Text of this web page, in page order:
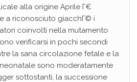
alla origine Aprile Г€
a riconosciuto giacchГ© i
coinvolti nella mutamento
verificarsi in pochi secondi
la sana circolazione fetale e la
sono moderatamente
sottostanti, la successione